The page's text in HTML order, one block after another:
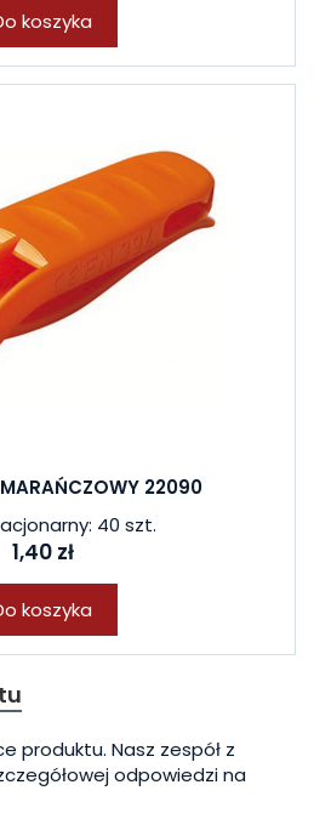
koszyka
22090
40 szt.
1,40 zł
koszyka
produktu. Nasz zespół z
odpowiedzi na